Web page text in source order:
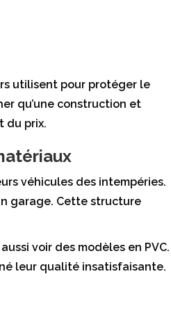
utilisent pour protéger le
qu’une construction et
du prix.
véhicules des intempéries.
garage. Cette structure
voir des modèles en PVC.
leur qualité insatisfaisante.